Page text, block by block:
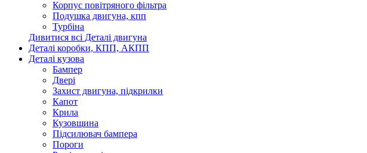
Корпус повітряного фільтра
Подушка двигуна, кпп
Турбіна
Дивитися всі Деталі двигуна
Деталі коробки, КПП, АКПП
Деталі кузова
Бампер
Двері
Захист двигуна, підкрилки
Капот
Крила
Кузовщина
Підсилювач бампера
Пороги